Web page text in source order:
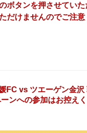
ボタンを押させてい
だけませんのでご注意
FC vs ツエーゲン金
ンへの参加はお控えく